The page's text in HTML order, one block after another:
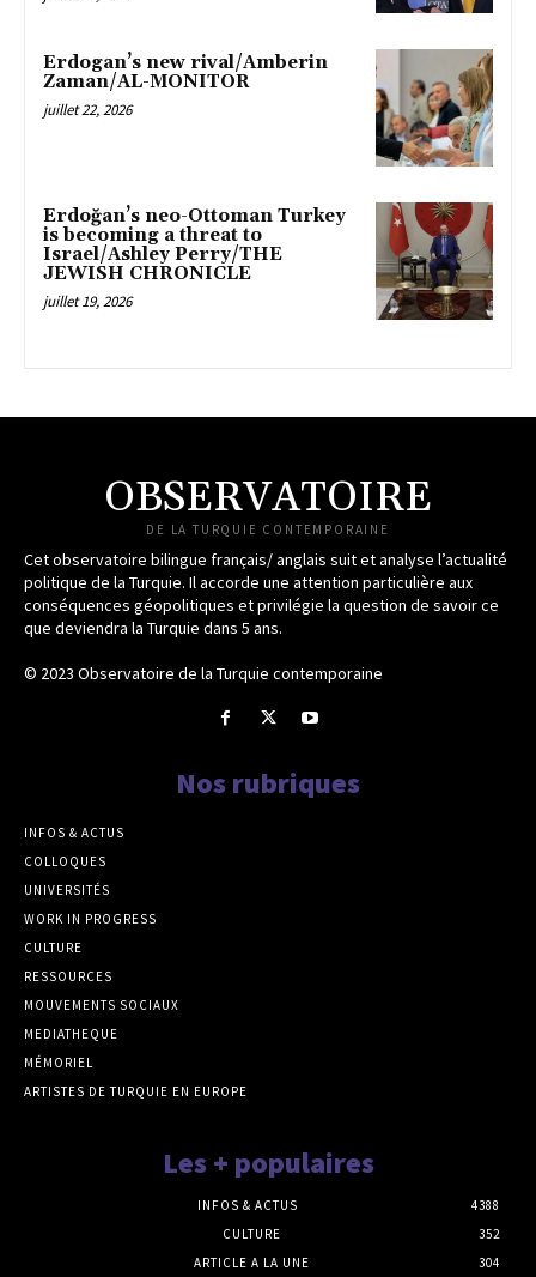
Erdogan’s new rival/Amberin
Zaman/AL-MONITOR
juillet 22, 2026
Erdoğan’s neo-Ottoman Turkey
is becoming a threat to
Israel/Ashley Perry/THE
JEWISH CHRONICLE
juillet 19, 2026
OBSERVATOIRE
DE LA TURQUIE CONTEMPORAINE
Cet observatoire bilingue français/ anglais suit et analyse l’actualité
politique de la Turquie. Il accorde une attention particulière aux
conséquences géopolitiques et privilégie la question de savoir ce
que deviendra la Turquie dans 5 ans.
© 2023 Observatoire de la Turquie contemporaine
Nos rubriques
INFOS & ACTUS
COLLOQUES
UNIVERSITÉS
WORK IN PROGRESS
CULTURE
RESSOURCES
MOUVEMENTS SOCIAUX
MEDIATHEQUE
MÉMORIEL
ARTISTES DE TURQUIE EN EUROPE
Les + populaires
INFOS & ACTUS
4388
CULTURE
352
ARTICLE A LA UNE
304